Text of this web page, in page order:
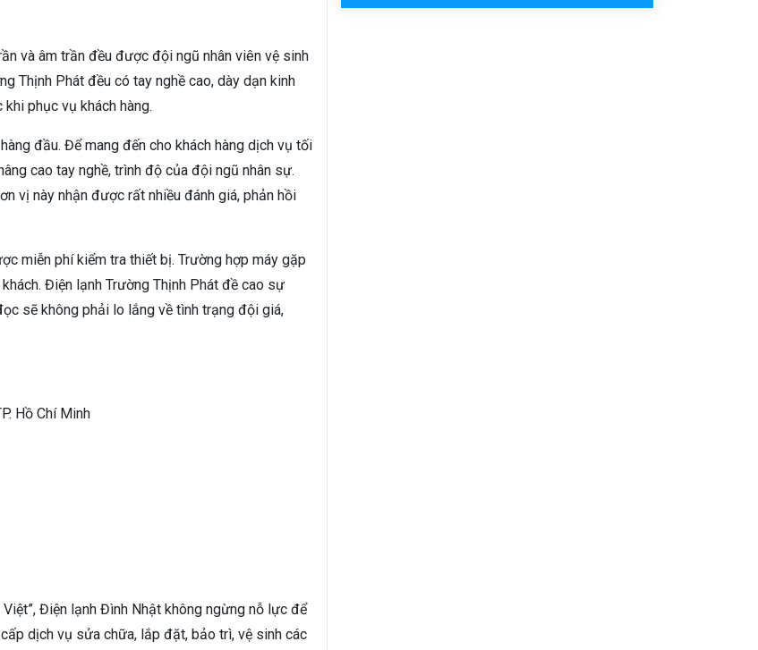
và âm trần đều được đội ngũ nhân viên vệ sinh
Thịnh Phát đều có tay nghề cao, dày dạn kinh
phục vụ khách hàng.
đầu. Để mang đến cho khách hàng dịch vụ tối
cao tay nghề, trình độ của đội ngũ nhân sự.
vị này nhận được rất nhiều đánh giá, phản hồi
miễn phí kiểm tra thiết bị. Trường hợp máy gặp
Điện lạnh Trường Thịnh Phát đề cao sự
sẽ không phải lo lắng về tình trạng đội giá,
Hồ Chí Minh
Điện lạnh Đình Nhật không ngừng nỗ lực để
dịch vụ sửa chữa, lắp đặt, bảo trì, vệ sinh các